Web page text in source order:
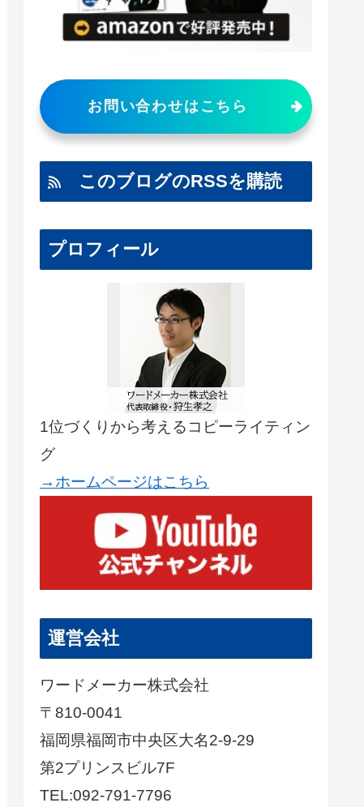
お問い合わせはこちら
このブログのRSSを購読
プロフィール
1位づくりから考えるコピーライティン
グ
→ホームページはこちら
運営会社
ワードメーカー株式会社
〒810-0041
福岡県福岡市中央区大名2-9-29
第2プリンスビル7F
TEL:092-791-7796